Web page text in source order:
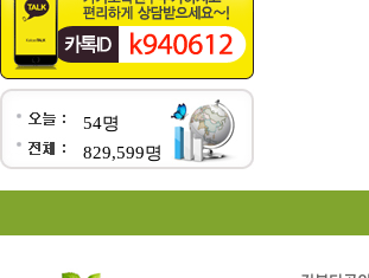
54명
829,599명